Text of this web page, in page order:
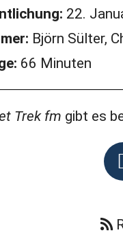
22.
Björn Sülter,
66 Minuten
Trek fm gibt es